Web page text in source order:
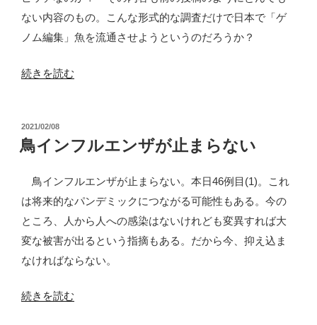
−培
養
肉
致
命
欠
陥”
の
ない内容のもの。こんな形式的な調査だけで日本で「ゲ
ノム編集」魚を流通させようというのだろうか？
“急
チ
で
「ゲ
編
集」
続きを読む
投
稿
日:
2021/02/08
鳥インフルエンザが止まらない
鳥インフルエンザが止まらない。本日46例目(1)。これ
は将来的なパンデミックにつながる可能性もある。今の
ところ、人から人への感染はないけれども変異すれば大
変な被害が出るという指摘もある。だから今、抑え込ま
なければならない。
“鳥
続きを読む